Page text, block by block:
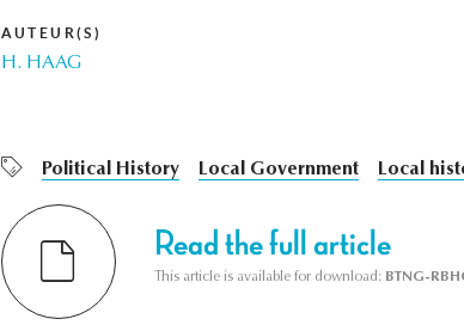
AUTEUR(S)
H. HAAG
Political History Local Government Local
Read the full article
This article is available for download: BTNG-